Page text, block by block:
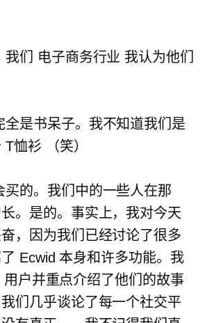
我们 电子商务行业 我认为他们
全是书呆子。我不知道我们是
T恤衫 （笑）
买的。我们中的一些人在那
。是的。事实上，我对今天
，因为我们已经讨论了很多
Ecwid 本身和许多功能。我
户并重点介绍了他们的故事
们几乎谈论了每一个社交平